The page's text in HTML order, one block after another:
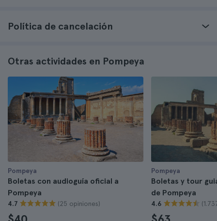
Política de cancelación
Otras actividades en Pompeya
Pompeya
Boletas con audioguía oficial a
Pompeya
4.7 (25 opiniones)
Pompeya
Boletas y tour
de Pompeya
4.6